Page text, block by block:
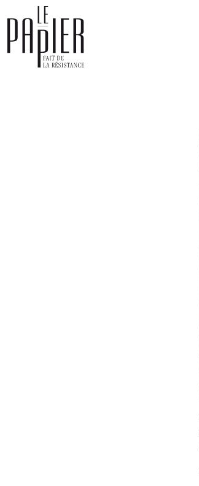
Panneau de gestion des cookies